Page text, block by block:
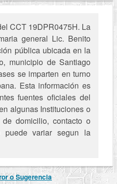
CCT 19DPR0475H. La
general Lic. Benito
pública ubicada en la
municipio de Santiago
se imparten en turno
Esta información es
fuentes oficiales del
algunas Instituciones o
domicilio, contacto o
puede variar segun la
o Sugerencia